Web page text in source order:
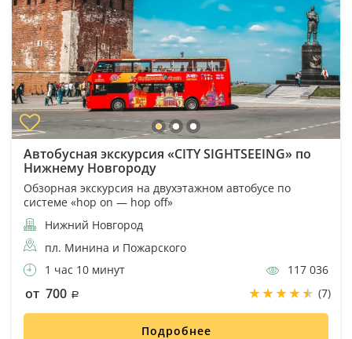
Автобусная экскурсия «CITY SIGHTSEEING» по
Нижнему Новгороду
Обзорная экскурсия на двухэтажном автобусе по
системе «hop on — hop off»
Нижний Новгород
пл. Минина и Пожарского
1 час 10 минут
117 036
от 700 (7)
Подробнее